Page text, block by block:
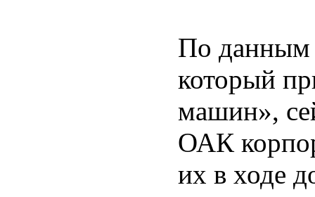
По данным
который
машин»,
ОАК
их в ходе